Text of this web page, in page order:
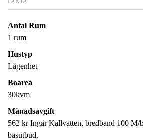
FAKTA
Antal Rum
1 rum
Hustyp
Lägenhet
Boarea
30kvm
Månadsavgift
562 kr Ingår Kallvatten, bredband 100 M/
basutbud.